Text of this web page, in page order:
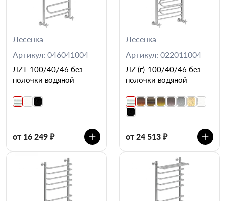
Лесенка
Артикул: 046041004
ЛZT-100/40/46 без
полочки водяной
от 16 249 ₽
Лесенка
Артикул: 022011004
ЛZ (г)-100/40/46 без
полочки водяной
от 24 513 ₽